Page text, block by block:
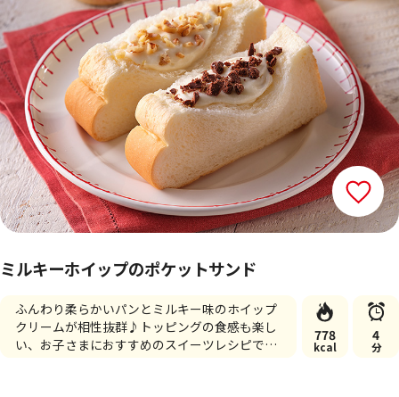
ミルキーホイップのポケットサンド
ふんわり柔らかいパンとミルキー味のホイップ
クリームが相性抜群♪トッピングの食感も楽し
い、お子さまにおすすめのスイーツレシピで
778
kcal
4
分